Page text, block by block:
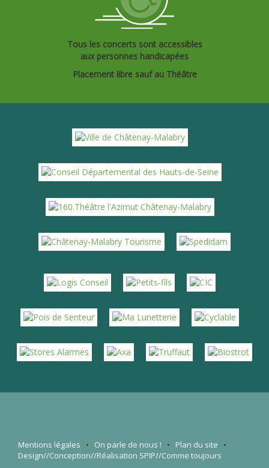
Tous les concerts sont accessibles
aux personnes handicapées
Placement libre sauf au Théâtre
Mentions légales • On parle de nous ! • Plan du site
•
Design//Conception//Réalisation SPIP//Comme toujours